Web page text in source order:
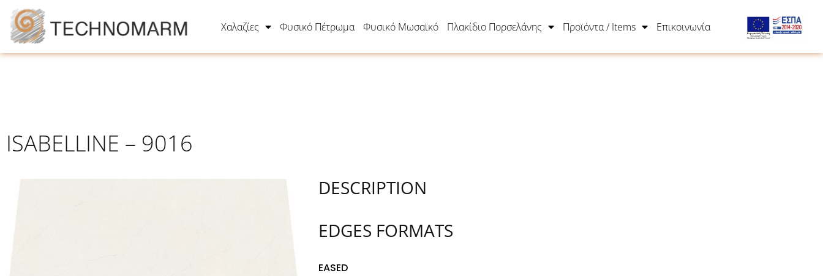
Χαλαζίες Φυσικό Πέτρωμα Φυσικό Μωσαϊκό Πλακίδιο Πορσελάνης Προϊόντα / Items Επικοινωνία
ISABELLINE – 9016
DESCRIPTION
EDGES FORMATS
EASED